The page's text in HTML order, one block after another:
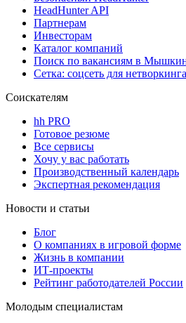
HeadHunter API
Партнерам
Инвесторам
Каталог компаний
Поиск по вакансиям в
Сетка: соцсеть для нетворкинга
Соискателям
hh PRO
Готовое резюме
Все сервисы
Хочу у вас работать
Производственный календарь
Экспертная рекомендация
Новости и статьи
Блог
О компаниях в игровой форме
Жизнь в компании
ИТ-проекты
Рейтинг работодателей России
Молодым специалистам